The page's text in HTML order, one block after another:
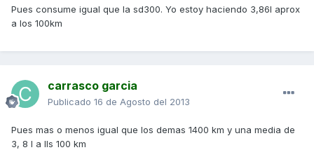
Pues consume igual que la sd300. Yo estoy haciendo 3,86l aprox
a los 100km
carrasco garcia
Publicado 16 de Agosto del 2013
Pues mas o menos igual que los demas 1400 km y una media de
3, 8 l a lls 100 km